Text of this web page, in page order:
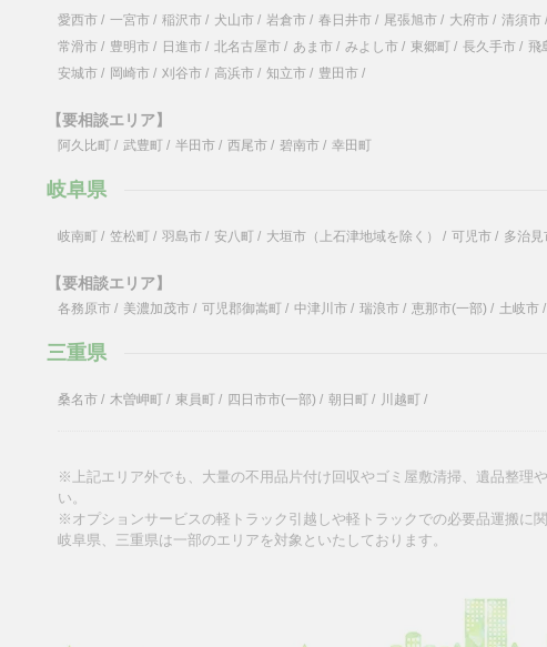
愛西市 / 一宮市 / 稲沢市 / 犬山市 / 岩倉市 / 春日井市 / 尾張旭市 / 大府市 / 清須市 /
常滑市 / 豊明市 / 日進市 / 北名古屋市 / あま市 / みよし市 / 東郷町 / 長久手市 / 飛
安城市 / 岡崎市 / 刈谷市 / 高浜市 / 知立市 / 豊田市 /
【要相談エリア】
阿久比町 / 武豊町 / 半田市 / 西尾市 / 碧南市 / 幸田町
岐阜県
岐南町 / 笠松町 / 羽島市 / 安八町 / 大垣市（上石津地域を除く） / 可児市 / 多治見
【要相談エリア】
各務原市 / 美濃加茂市 / 可児郡御嵩町 / 中津川市 / 瑞浪市 / 恵那市(一部) / 土岐市 /
三重県
桑名市 / 木曽岬町 / 東員町 / 四日市市(一部) / 朝日町 / 川越町 /
※上記エリア外でも、大量の不用品片付け回収やゴミ屋敷清掃、遺品整理
い。
※オプションサービスの軽トラック引越しや軽トラックでの必要品運搬に
岐阜県、三重県は一部のエリアを対象といたしております。